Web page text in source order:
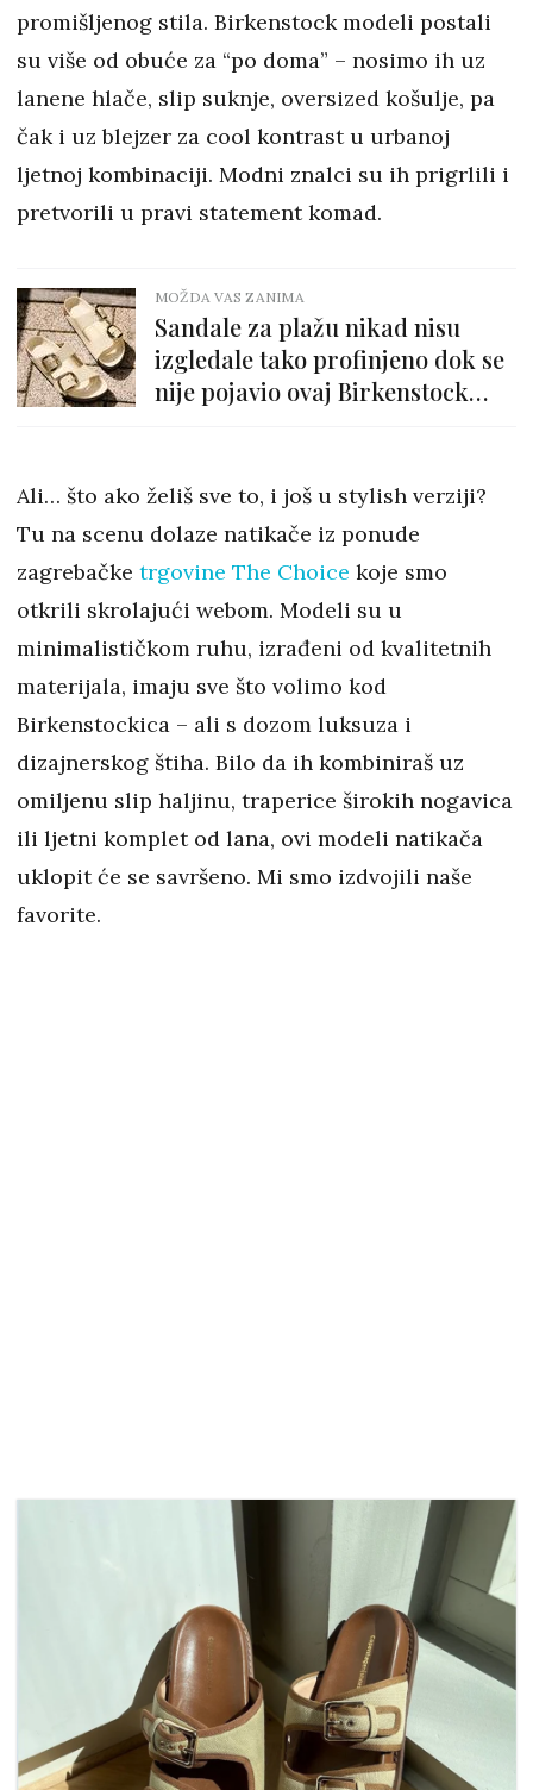
promišljenog stila. Birkenstock modeli postali
su više od obuće za “po doma” – nosimo ih uz
lanene hlače, slip suknje, oversized košulje, pa
čak i uz blejzer za cool kontrast u urbanoj
ljetnoj kombinaciji. Modni znalci su ih prigrlili i
pretvorili u pravi statement komad.
MOŽDA VAS ZANIMA
Sandale za plažu nikad nisu
izgledale tako profinjeno dok se
nije pojavio ovaj Birkenstock
Ali… što ako želiš sve to, i još u stylish verziji?
Tu na scenu dolaze natikače iz ponude
zagrebačke trgovine The Choice koje smo
otkrili skrolajući webom. Modeli su u
minimalističkom ruhu, izrađeni od kvalitetnih
materijala, imaju sve što volimo kod
Birkenstockica – ali s dozom luksuza i
dizajnerskog štiha. Bilo da ih kombiniraš uz
omiljenu slip haljinu, traperice širokih nogavica
ili ljetni komplet od lana, ovi modeli natikača
uklopit će se savršeno. Mi smo izdvojili naše
favorite.